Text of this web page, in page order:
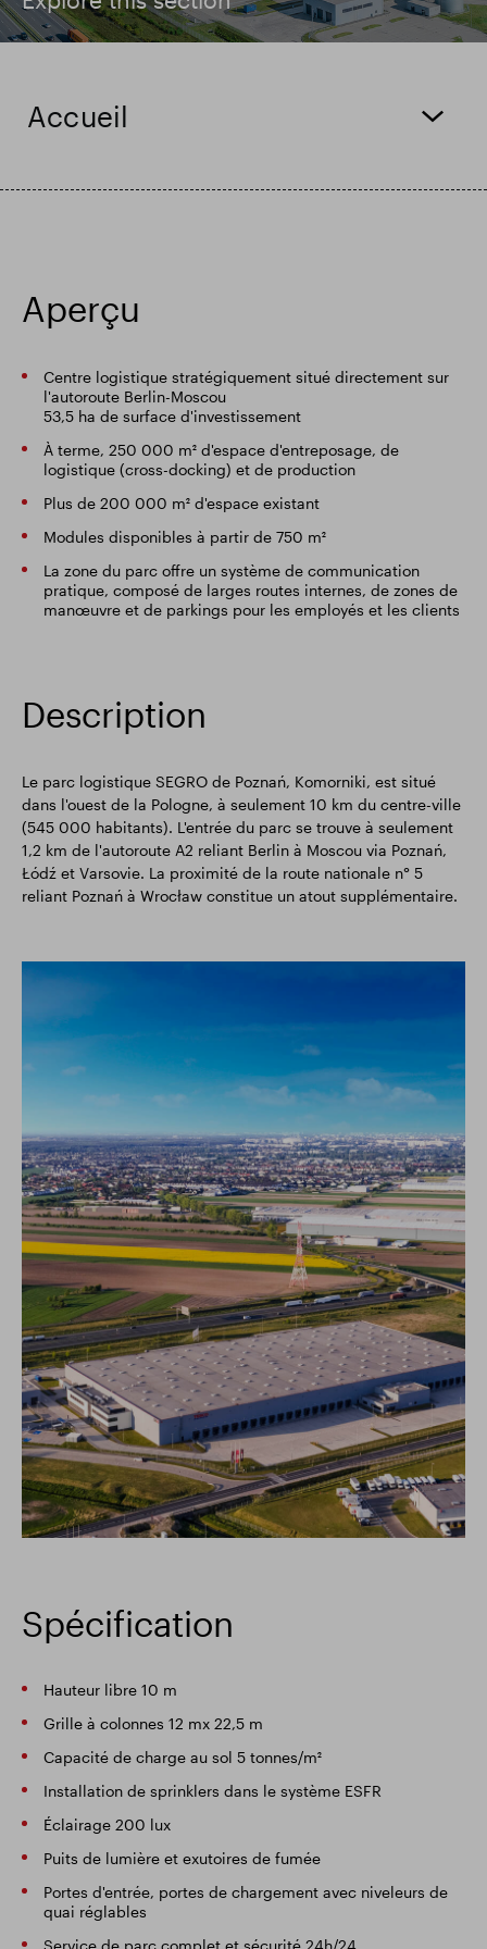
Résultats financiers Mise à jour commerciale
Parc intelligent
Accueil
Aperçu
Centre logistique stratégiquement situé directement sur
l'autoroute Berlin-Moscou
53,5 ha de surface d'investissement
À terme, 250 000 m² d'espace d'entreposage, de
logistique (cross-docking) et de production
Plus de 200 000 m² d'espace existant
Modules disponibles à partir de 750 m²
La zone du parc offre un système de communication
pratique, composé de larges routes internes, de zones de
manœuvre et de parkings pour les employés et les clients
Description
Le parc logistique SEGRO de Poznań, Komorniki, est situé
dans l'ouest de la Pologne, à seulement 10 km du centre-ville
(545 000 habitants). L'entrée du parc se trouve à seulement
1,2 km de l'autoroute A2 reliant Berlin à Moscou via Poznań,
Łódź et Varsovie. La proximité de la route nationale n° 5
reliant Poznań à Wrocław constitue un atout supplémentaire.
Spécification
Hauteur libre 10 m
Grille à colonnes 12 mx 22,5 m
Capacité de charge au sol 5 tonnes/m²
Installation de sprinklers dans le système ESFR
Éclairage 200 lux
Puits de lumière et exutoires de fumée
Portes d'entrée, portes de chargement avec niveleurs de
quai réglables
Service de parc complet et sécurité 24h/24